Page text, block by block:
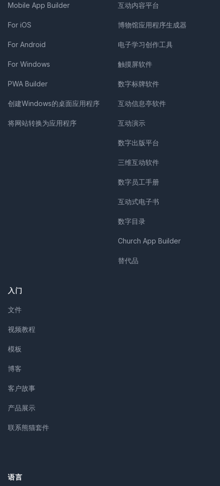
Mobile App Builder
For iOS
For Android
For Windows
PWA Builder
创建Windows的桌面应用程序
将网站转换为应用程序
互动内容平台
博物馆应用程序生成器
电子学习创作工具
触摸屏软件
数字标牌软件
互动信息亭软件
互动演示
数字出版平台
三维互动软件
数字员工手册
互动式电子书
数字目录
Church App Builder
替代品
入门
文件
视频教程
模板
博客
客户故事
产品展示
联系熊猫套件
语言